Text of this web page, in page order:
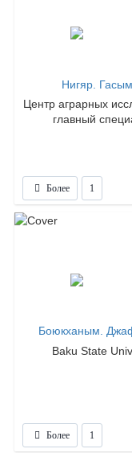
Нигяр.
Центр аграрных
главный
Более 1
Боюкханым.
Baku State
Более 1